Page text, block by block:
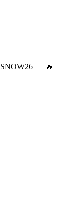
SNOW26 🔥